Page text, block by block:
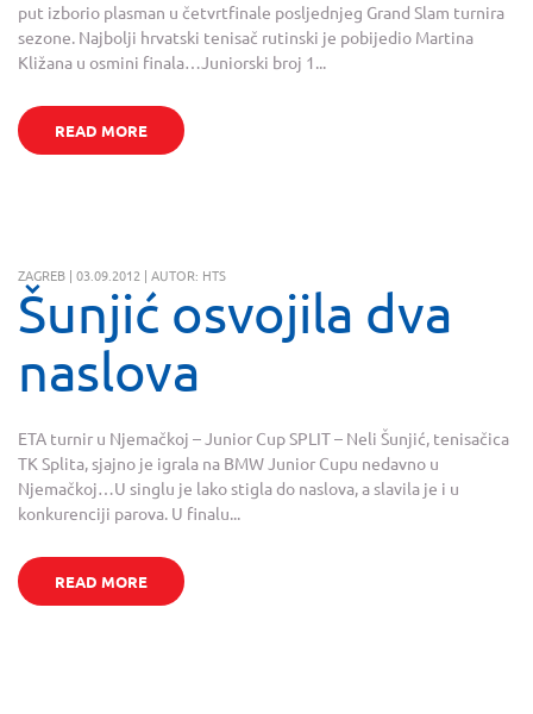
put izborio plasman u četvrtfinale posljednjeg Grand Slam turnira
sezone. Najbolji hrvatski tenisač rutinski je pobijedio Martina
Kližana u osmini finala…Juniorski broj 1...
READ MORE
ZAGREB | 03.09.2012 | AUTOR: HTS
Šunjić osvojila dva
naslova
ETA turnir u Njemačkoj – Junior Cup SPLIT – Neli Šunjić, tenisačica
TK Splita, sjajno je igrala na BMW Junior Cupu nedavno u
Njemačkoj…U singlu je lako stigla do naslova, a slavila je i u
konkurenciji parova. U finalu...
READ MORE